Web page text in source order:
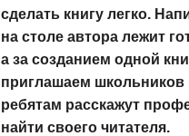
сделать книгу легко.
на столе автора лежит
а за созданием одной
приглашаем школьников
ребятам расскажут
найти своего читателя.